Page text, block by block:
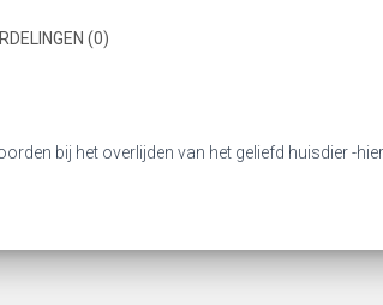
(0)
bij het overlijden van het geliefd huisdier -